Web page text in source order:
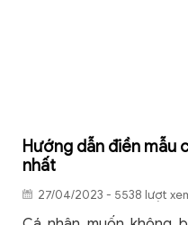
Hướng dẫn điền mẫu
nhất
27/04/2023 - 5538 lượt